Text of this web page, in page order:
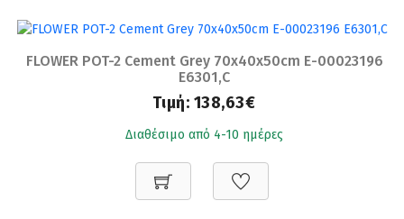
FLOWER POT-2 Cement Grey 70x40x50cm Ε-00023196
Ε6301,C
Τιμή: 138,63€
Διαθέσιμο από 4-10 ημέρες